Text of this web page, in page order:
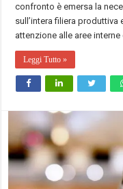
confronto è emersa la
sull’intera filiera
attenzione alle aree interne
Leggi Tutto »